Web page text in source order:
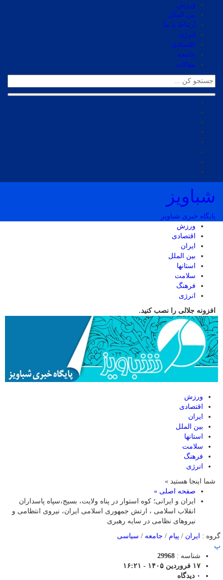
ورزش
بین الملل
ارتباط با ما
انرژی
اقتصادی
جامعه
مقالات
شباویز
پایگاه خبری شباویز
ورزش
اقتصادی
ایران
بین الملل
استانها
سلامت
فرهنگ
انرژی
افزونه جلالی را نصب کنید.
ورزش
اقتصادی
ایران
بین الملل
استانها
سلامت
فرهنگ
انرژی
شما اینجا هستید »
صفحه اصلی »
ایران و ایرانی؛ کوه استوار در پناه ولایت، بسیج،سپاه پاسداران
انقلاب اسلامی ، ارتش جمهوری اسلامی ایران، نیروی انتظامی و
نیروهای نظامی در سایه رهبری
گروه :
ایران / پیام / جامعه / سیاسی
پ
شناسه : 29968
۱۷ فروردین ۱۴۰۵ - ۱۶:۲۱
۰ دیدگاه